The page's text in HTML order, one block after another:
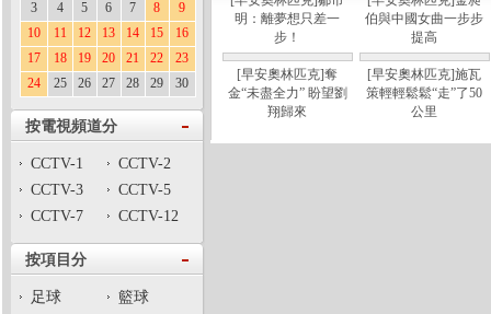
3
4 5 6 7 8
9
10
11 12 13 14 15
16
17
18 19 20 21 22
23
24
25 26 27 28 29 30
按電視頻道分
CCTV-1
CCTV-2
CCTV-3
CCTV-5
CCTV-7
CCTV-12
按項目分
足球
籃球
明：離夢想只差一
步！
伯與中國女曲一步步
提高
[早安奧林匹克]奪
金“未盡全力” 盼望劉
翔歸來
[早安奧林匹克]施瓦
策輕輕鬆鬆“走”了50
公里